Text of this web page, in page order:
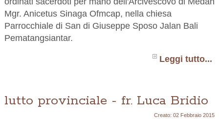
Mgr. Anicetus Sinaga Ofmcap, nella chiesa
Parrocchiale di San di Giuseppe Sposo Jalan Bali
Pematangsiantar.
Leggi tutto...
lutto provinciale - fr. Luca Bridio
Creato: 02 Febbraio 2015